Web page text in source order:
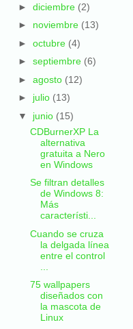
► diciembre (2)
► noviembre (13)
► octubre (4)
► septiembre (6)
► agosto (12)
► julio (13)
▼ junio (15)
CDBurnerXP La
alternativa
gratuita a Nero
en Windows
Se filtran detalles
de Windows 8:
Más
característi...
Cuando se cruza
la delgada línea
entre el control
75 wallpapers
diseñados con
la mascota de
Linux